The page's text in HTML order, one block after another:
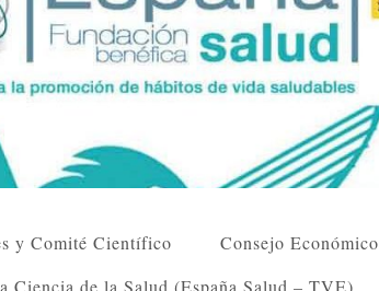
y Comité Científico Consejo Económico
Ciencia de la Salud (España Salud – TVE)